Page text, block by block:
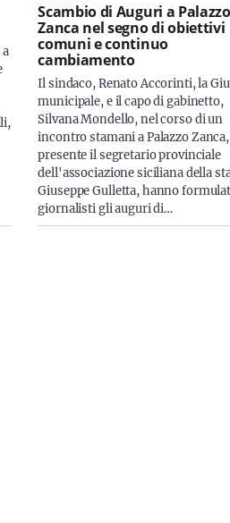
Scambio di Auguri a Palazzo
Zanca nel segno di obiettivi
comuni e continuo
cambiamento
Il sindaco, Renato Accorinti, la
municipale, e il capo di gabinetto,
Silvana Mondello, nel corso di un
incontro stamani a Palazzo Zanca,
presente il segretario provinciale
dell'associazione siciliana della
Giuseppe Gulletta, hanno
giornalisti gli auguri di…